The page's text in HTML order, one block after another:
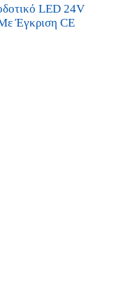
LED 24V
Έγκριση CE